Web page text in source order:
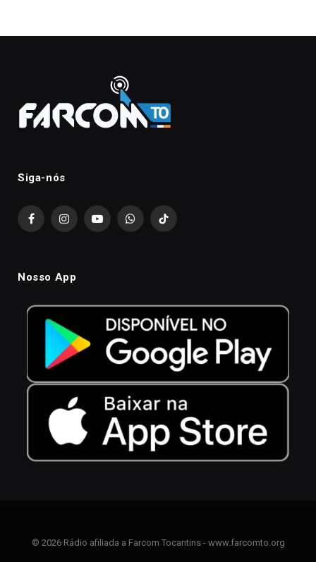
Siga-nós
FacebookInstagramYouTubeWhatsAppTikTok
Nosso App
© 2026 Rádio afiliada a Farcom Tocantins - www.farcomto.org